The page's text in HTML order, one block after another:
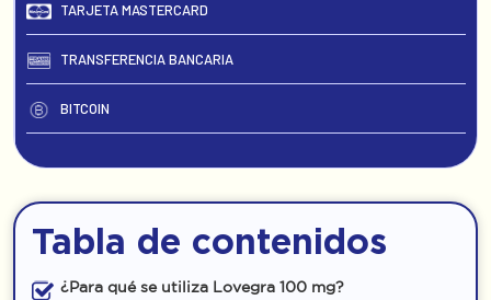
TARJETA MASTERCARD
TRANSFERENCIA BANCARIA
BITCOIN
Tabla de contenidos
¿Para qué se utiliza Lovegra 100 mg?